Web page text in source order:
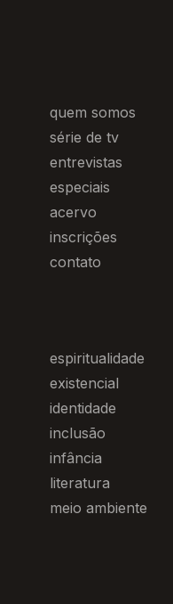
quem somos
série de tv
entrevistas
especiais
acervo
inscrições
contato
espiritualidade
existencial
identidade
inclusão
infância
literatura
meio ambiente